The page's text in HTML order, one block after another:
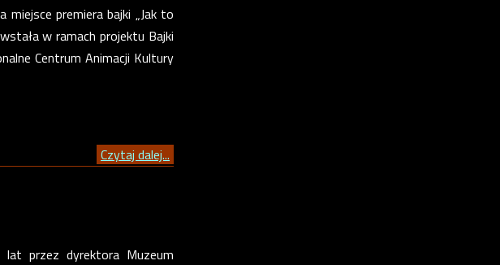
premiera bajki „Jak to
w ramach projektu Bajki
Centrum Animacji Kultury
Czytaj dalej...
lat przez dyrektora Muzeum